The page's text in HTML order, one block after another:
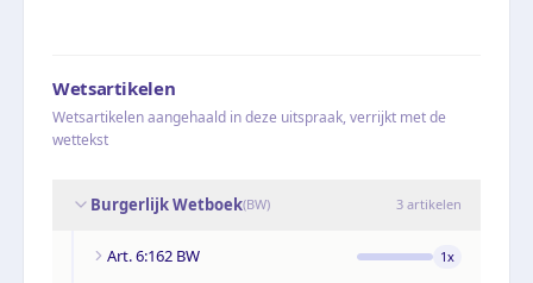
Wetsartikelen
Wetsartikelen aangehaald in deze uitspraak, verrijkt met de
wettekst
Burgerlijk Wetboek(BW) 3 artikelen
Art. 6:162 BW 1x